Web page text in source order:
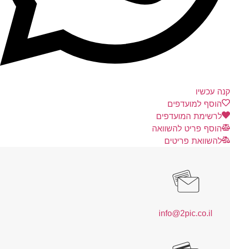
עכשיו
הוסף למועדפים
לרשימת המועדפים
הוסף פריט להשוואה
להשוואת פריטים
info@2pic.co.il